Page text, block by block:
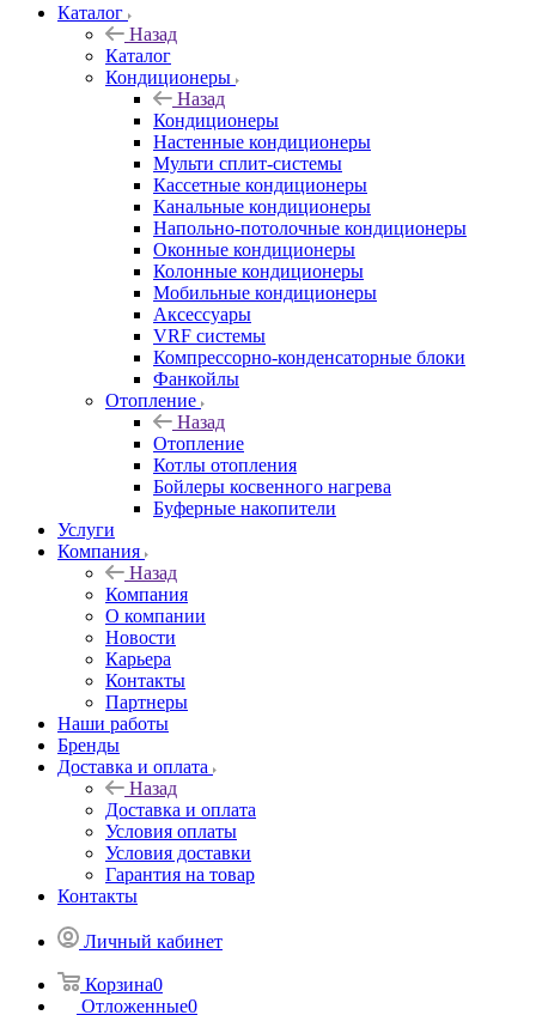
Каталог
Назад
Каталог
Кондиционеры
Назад
Кондиционеры
Настенные кондиционеры
Мульти сплит-системы
Кассетные кондиционеры
Канальные кондиционеры
Напольно-потолочные кондиционеры
Оконные кондиционеры
Колонные кондиционеры
Мобильные кондиционеры
Аксессуары
VRF системы
Компрессорно-конденсаторные блоки
Фанкойлы
Отопление
Назад
Отопление
Котлы отопления
Бойлеры косвенного нагрева
Буферные накопители
Услуги
Компания
Назад
Компания
О компании
Новости
Карьера
Контакты
Партнеры
Наши работы
Бренды
Доставка и оплата
Назад
Доставка и оплата
Условия оплаты
Условия доставки
Гарантия на товар
Контакты
Личный кабинет
Корзина0
Отложенные0